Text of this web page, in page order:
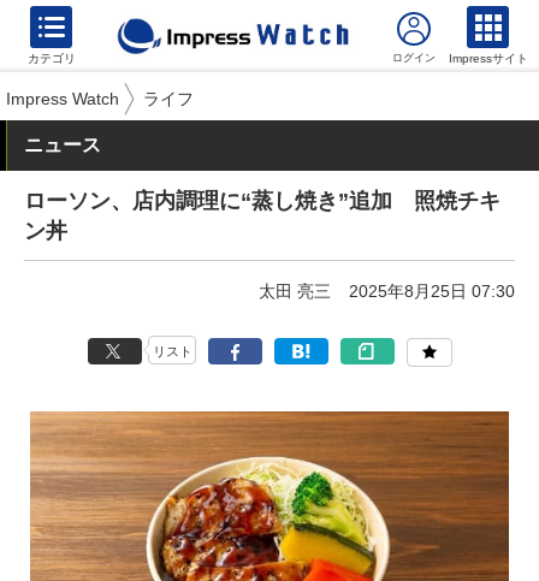
カテゴリ Impressサイト
Impress Watch ライフ
ニュース
ローソン、店内調理に“蒸し焼き”追加 照焼チキ
ン丼
太田 亮三 2025年8月25日 07:30
リスト